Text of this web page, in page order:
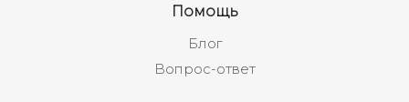
Помощь
Блог
Вопрос-ответ